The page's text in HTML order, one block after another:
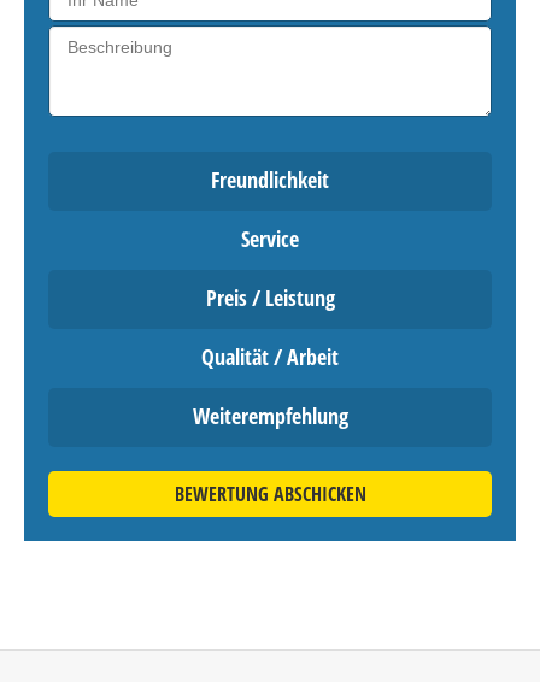
Freundlichkeit
Service
Preis / Leistung
Qualität / Arbeit
Weiterempfehlung
BEWERTUNG ABSCHICKEN